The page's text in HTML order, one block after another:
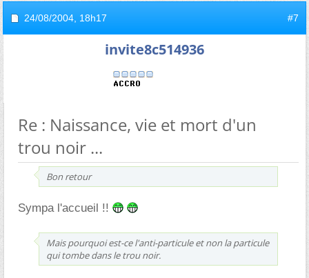
24/08/2004, 18h17 #7
invite8c514936
Re : Naissance, vie et mort d'un
trou noir ...
Bon retour
Sympa l'accueil !!
Mais pourquoi est-ce l'anti-particule et non la particule
qui tombe dans le trou noir.